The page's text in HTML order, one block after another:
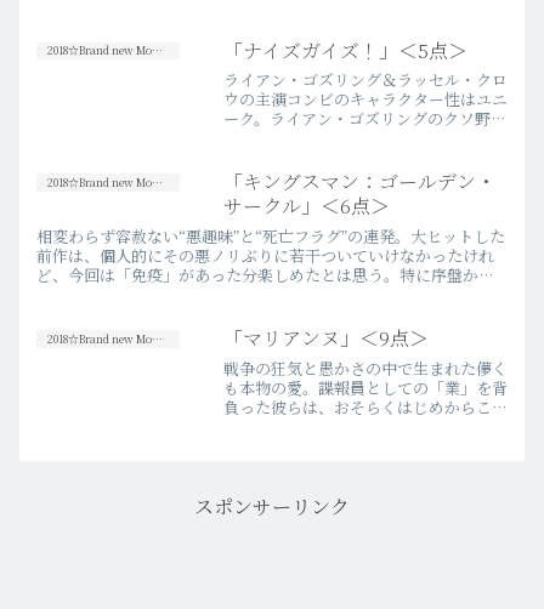
2018☆Brand new Movies 「ナイズガイズ！」＜5点＞
ライアン・ゴズリング＆ラッセル・クロ
ウの主演コンビのキャラクター性はユニ
ーク。ライアン・ゴズリングのクソ野郎
見せてこなかった“顔”を喜々として演じ
ており、愛すべきキャラ…more
2018☆Brand new Movies
「キングスマン：ゴールデン・
サークル」＜6点＞
相変わらず容赦ない“悪趣味”と“死亡フラグ”の連発。大ヒットした
前作は、個人的にその悪ノリぶりに若干ついていけなかったけれ
ど、今回は「免疫」があった分楽しめたとは思う。特に序盤から
2018☆Brand new Movies 「マリアンヌ」＜9点＞
戦争の狂気と愚かさの中で生まれた儚く
も本物の愛。諜報員としての「業」を背
負った彼らは、おそらくはじめからこの
スポンサーリンク